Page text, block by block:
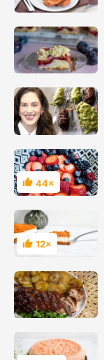
Hodnocení
44×
Hodnocení
12×